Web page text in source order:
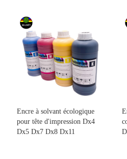
Encre à solvant écologique
pour tête d'impression Dx4
Dx5 Dx7 Dx8 Dx11